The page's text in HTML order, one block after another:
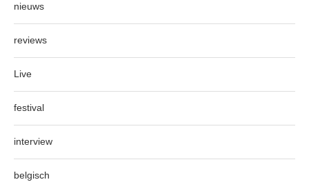
nieuws
reviews
Live
festival
interview
belgisch